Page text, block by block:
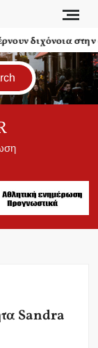
διχόνοια στην
Sandra